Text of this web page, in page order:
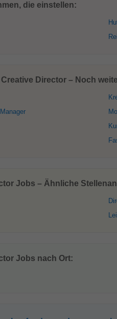
die einstellen:
Director – Noch
Jobs – Ähnliche
Jobs nach Ort: